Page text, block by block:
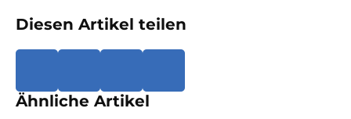
Diesen Artikel teilen
Ähnliche Artikel